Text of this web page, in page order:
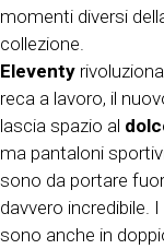
momenti diversi
collezione.
Eleventy
reca a lavoro, il
lascia spazio al
ma pantaloni
sono da portare
davvero incredibile.
sono anche in